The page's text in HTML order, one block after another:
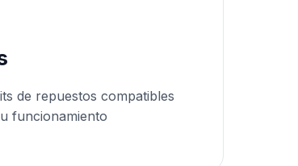
de repuestos compatibles
funcionamiento